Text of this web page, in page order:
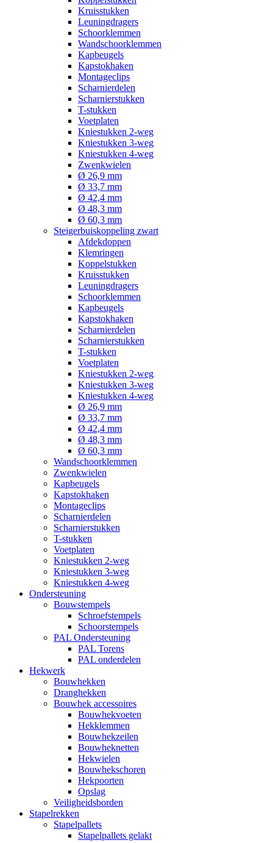
Kruisstukken
Leuningdragers
Schoorklemmen
Wandschoorklemmen
Kapbeugels
Kapstokhaken
Montageclips
Scharnierdelen
Scharnierstukken
T-stukken
Voetplaten
Kniestukken 2-weg
Kniestukken 3-weg
Kniestukken 4-weg
Zwenkwielen
Ø 26,9 mm
Ø 33,7 mm
Ø 42,4 mm
Ø 48,3 mm
Ø 60,3 mm
Steigerbuiskoppeling zwart
Afdekdoppen
Klemringen
Koppelstukken
Kruisstukken
Leuningdragers
Schoorklemmen
Kapbeugels
Kapstokhaken
Scharnierdelen
Scharnierstukken
T-stukken
Voetplaten
Kniestukken 2-weg
Kniestukken 3-weg
Kniestukken 4-weg
Ø 26,9 mm
Ø 33,7 mm
Ø 42,4 mm
Ø 48,3 mm
Ø 60,3 mm
Wandschoorklemmen
Zwenkwielen
Kapbeugels
Kapstokhaken
Montageclips
Scharnierdelen
Scharnierstukken
T-stukken
Voetplaten
Kniestukken 2-weg
Kniestukken 3-weg
Kniestukken 4-weg
Ondersteuning
Bouwstempels
Schroefstempels
Schoorstempels
PAL Ondersteuning
PAL Torens
PAL onderdelen
Hekwerk
Bouwhekken
Dranghekken
Bouwhek accessoires
Bouwhekvoeten
Hekklemmen
Bouwhekzeilen
Bouwheknetten
Hekwielen
Bouwhekschoren
Hekpoorten
Opslag
Veiligheidsborden
Stapelrekken
Stapelpallets
Stapelpallets gelakt